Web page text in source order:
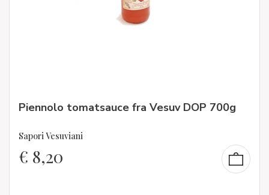
Piennolo tomatsauce fra Vesuv DOP 700g
Sapori Vesuviani
€ 8,20